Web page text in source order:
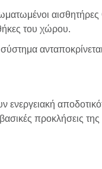
αισθητήρες
του χώρου.
προκλήσεις